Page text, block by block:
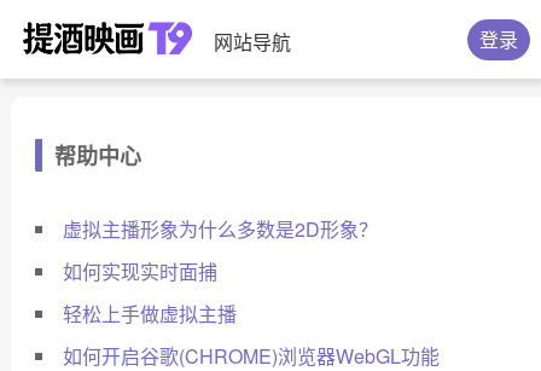
网站导航 登录
帮助中心
虚拟主播形象为什么多数是2D形象？
如何实现实时面捕
轻松上手做虚拟主播
如何开启谷歌(CHROME)浏览器WebGL功能